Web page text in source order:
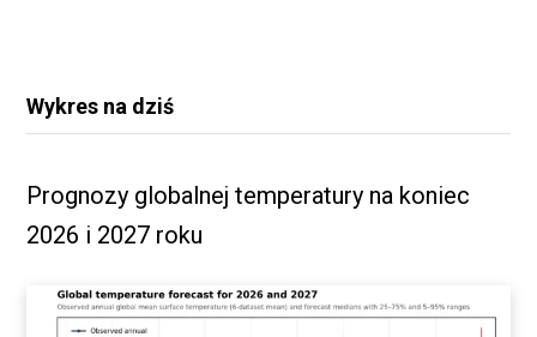
Wykres na dziś
Prognozy globalnej temperatury na koniec
2026 i 2027 roku